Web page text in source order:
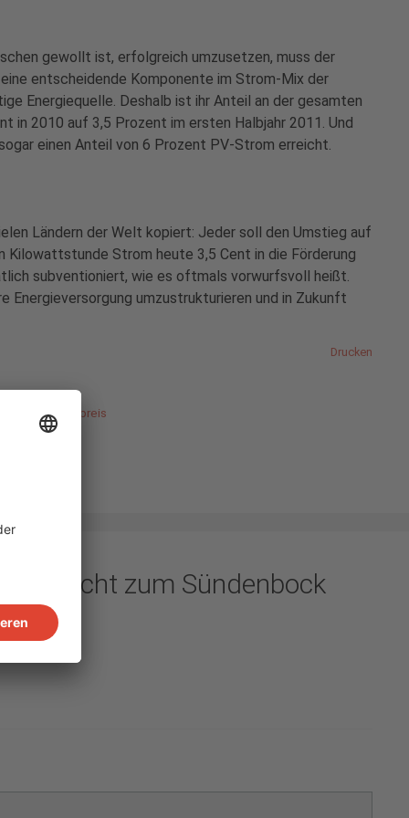
gewollt ist, erfolgreich umzusetzen, muss der
entscheidende Komponente im Strom-Mix der
Energiequelle. Deshalb ist ihr Anteil an der gesamten
in 2010 auf 3,5 Prozent im ersten Halbjahr 2011. Und
einen Anteil von 6 Prozent PV-Strom erreicht.
Ländern der Welt kopiert: Jeder soll den Umstieg auf
Kilowattstunde Strom heute 3,5 Cent in die Förderung
subventioniert, wie es oftmals vorwurfsvoll heißt.
Energieversorgung umzustrukturieren und in Zukunft
Drucken
,Strompreis
nicht zum Sündenbock